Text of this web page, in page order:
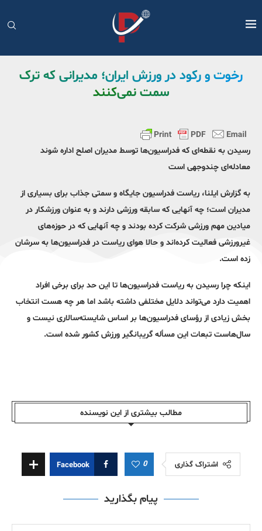
رخوت و رکود در ورزش ایران؛ مدیرانی که ترک
سمت نمی‌کنند
رسیدن به نقطه‌ای که فدراسیون‌ها توسط مدیران اصلح اداره شوند
معادله‌ای چندوجهی است
به گزارش ایلنا، ریاست فدراسیون جایگاه و سمتی جذاب برای بسیاری از
مدیران است؛ چه آنهایی که سابقه ورزشی دارند و به عنوان ورزشکار در
میادین مهم ورزشی شرکت کرده بودند و چه آنهایی که در حوزه‌های
غیرورزشی فعالیت کرده‌اند و حالا هوای ریاست در فدراسیون‌ها به سرشان
زده است.
اینکه چرا رسیدن به ریاست فدراسیون‌ها تا این حد برای برخی افراد
اهمیت دارد می‌تواند دلایل مختلفی داشته باشد اما هر چه هست انتخاب
بخش زیادی از رؤسای فدراسیون‌ها بر اساس شایسته‌سالاری نیست و
سال‌هاست تبعات این مسأله گریبانگیر ورزش کشور شده است.
مطالب بیشتری از این نویسندە
اشتراک گذاری 0
Facebook
پیام بگذارید